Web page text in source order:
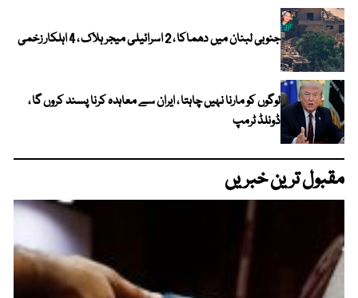
جنوبی لبنان میں دھماکا ، 2 اسرائیلی میجر ہلاک ، 4 اہلکار زخمی
لوگوں کو مارنا نہیں چاہتا ، ایران سے معاہدہ کرنا پسند کروں گا ،
ڈونلڈ ٹرمپ
مقبول ترین خبریں